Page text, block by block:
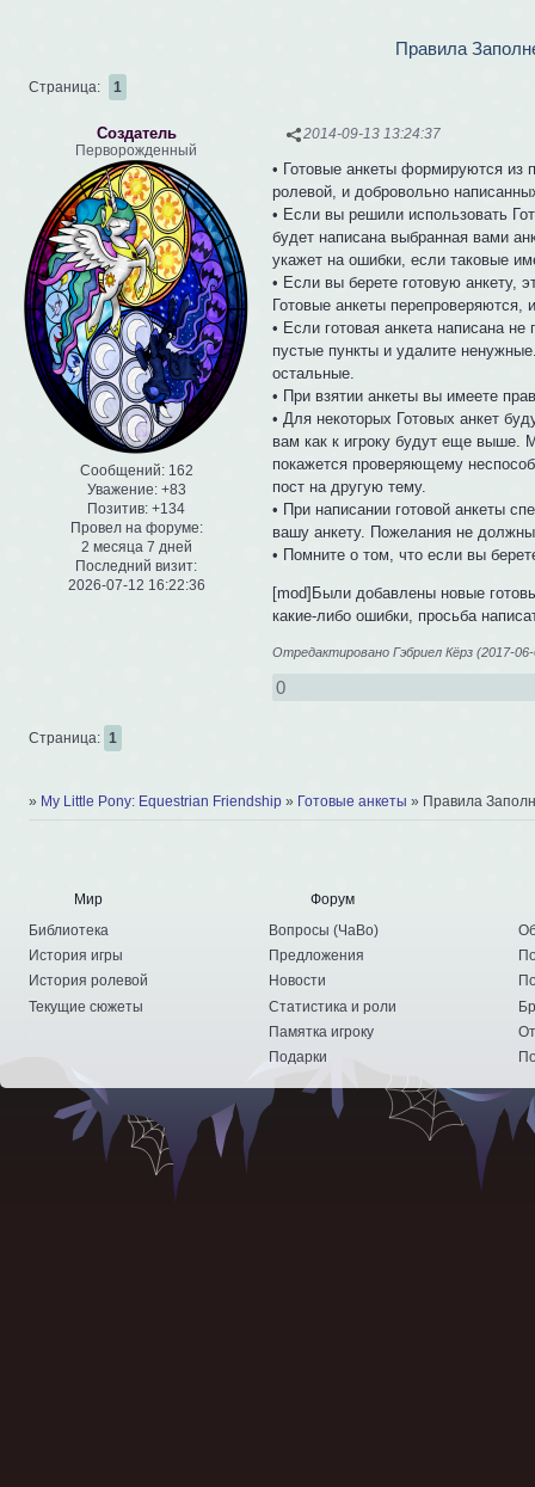
Правила
Страница: 1
2014-09-13 13:24:37
Создатель
Перворожденный
Сообщений:162
Уважение: +83
Позитив: +134
Провел на форуме:
2 месяца 7 дней
Последний визит:
2026-07-12 16:22:36
• Готовые анкеты формируются из
ролевой, и добровольно
• Если вы решили использовать
будет написана выбранная вами
укажет на ошибки, если таковые
• Если вы берете готовую анкету,
Готовые анкеты
• Если готовая анкета написана
пустые пункты и удалите
остальные.
• При взятии анкеты вы имеете
• Для некоторых Готовых анкет
вам как к игроку будут еще выше.
покажется проверяющему
пост на другую тему.
• При написании готовой анкеты
вашу анкету. Пожелания не
• Помните о том, что если вы
[mod]Были добавлены новые
какие-либо ошибки, просьба
Отредактировано Гэбриел Кёрз (2017-
0
Страница: 1
» My Little Pony: Equestrian Friendship » Готовые анкеты » Правила
Мир
Библиотека
История игры
История ролевой
Текущие сюжеты
Форум
Вопросы (ЧаВо)
Предложения
Новости
Статистика и роли
Памятка игроку
Подарки